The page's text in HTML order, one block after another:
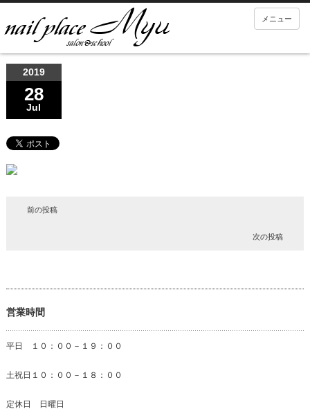
メニュー
2019
28
Jul
前の投稿
次の投稿
営業時間
平日 １０：００－１９：００
土祝日１０：００－１８：００
定休日 日曜日